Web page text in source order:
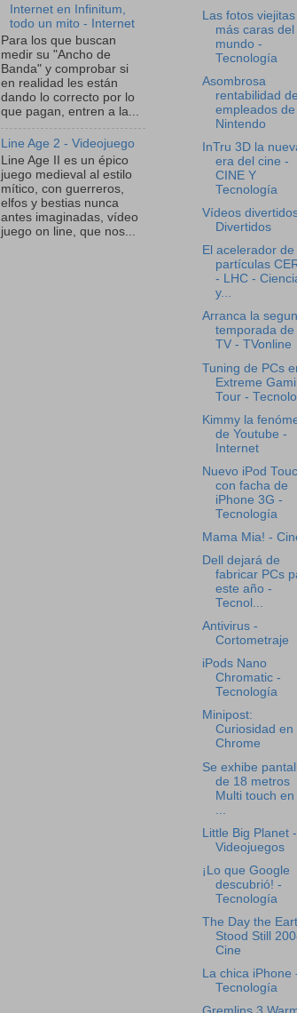
Internet en Infinitum,
todo un mito - Internet
Para los que buscan
medir su "Ancho de
Banda" y comprobar si
en realidad les están
dando lo correcto por lo
que pagan, entren a la...
Line Age 2 - Videojuego
Line Age II es un épico
juego medieval al estilo
mítico, con guerreros,
elfos y bestias nunca
antes imaginadas, vídeo
juego on line, que nos...
Las fotos viejitas
más caras del
mundo -
Tecnología
Asombrosa
rentabilidad
empleados de
Nintendo
InTru 3D la
era del cine -
CINE Y
Tecnología
Vídeos
Divertidos
El acelerador de
partículas
- LHC -
y...
Arranca la
temporada de
TV - TVonline
Tuning de PCs
Extreme
Tour -
Kimmy la
de Youtube -
Internet
Nuevo iPod
con facha de
iPhone 3G -
Tecnología
Mama Mia! -
Dell dejará de
fabricar PCs
este año -
Tecnol...
Antivirus -
Cortometraje
iPods Nano
Chromatic -
Tecnología
Minipost:
Curiosidad en
Chrome
Se exhibe
de 18 metros
Multi touch en
Little Big Planet -
Videojuegos
¡Lo que Google
descubrió! -
Tecnología
The Day the
Stood Still
Cine
La chica iPhone
Tecnología